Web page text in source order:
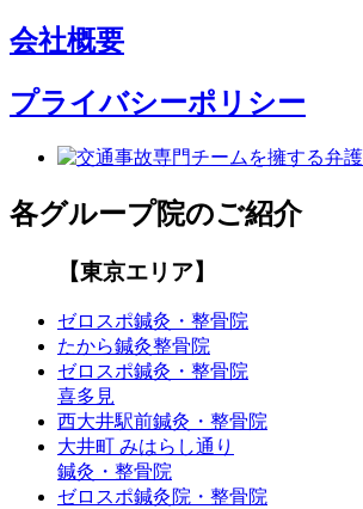
会社概要
プライバシーポリシー
各グループ院のご紹介
【東京エリア】
ゼロスポ鍼灸・整骨院
たから鍼灸整骨院
ゼロスポ鍼灸・整骨院
喜多見
西大井駅前鍼灸・整骨院
大井町 みはらし通り
鍼灸・整骨院
ゼロスポ鍼灸院・整骨院